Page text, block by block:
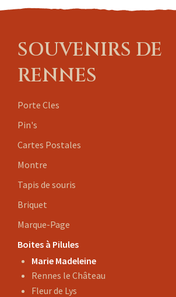
SOUVENIRS DE
RENNES
Porte Cles
Pin's
Cartes Postales
Montre
Tapis de souris
Briquet
Marque-Page
Boites à Pilules
Marie Madeleine
Rennes le Château
Fleur de Lys